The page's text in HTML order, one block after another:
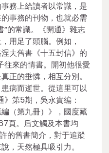
務上給讀者以常識，是
事務的刊物，也就必需
”的常識。《開通》雜志
用足了頭腦。例如，
夫舊書《十五封信》的
往來的情書。開初他很愛
正的垂憐，相互分別。
病而逝世。從這里可以
第5期，吳永貴編：
（第九冊）》，國度藏
頁。后文觸及本書均
的舊書簡介，對于追蹤
，天然極具吸引力。